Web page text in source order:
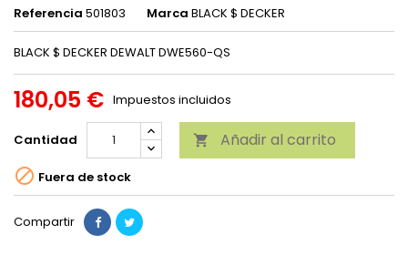
Referencia 501803 Marca BLACK $ DECKER
BLACK $ DECKER DEWALT DWE560-QS
180,05 € Impuestos incluidos
Cantidad  Añadir al carrito
 Fuera de stock
Compartir